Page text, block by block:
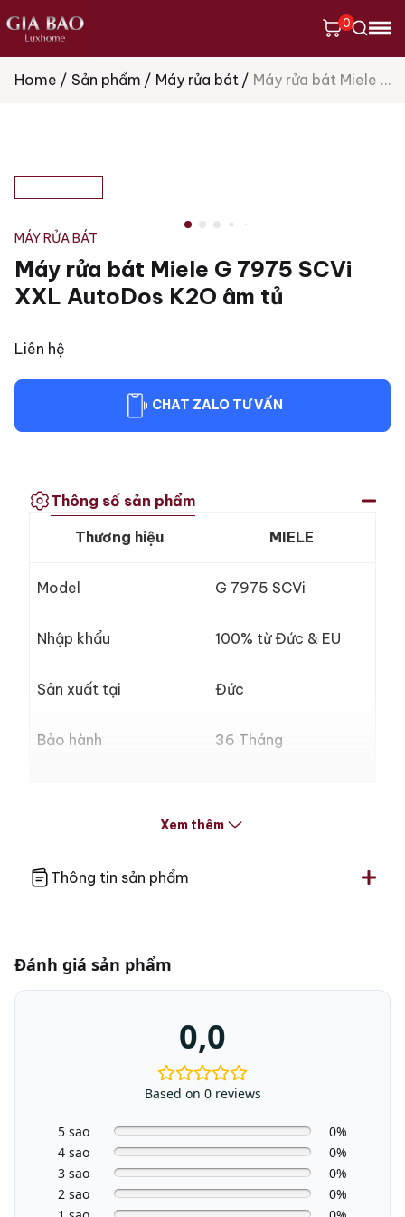
0
Home Sản phẩm Máy rửa bát Máy rửa bát Miele G 7975 SCVi XXL AutoDos K2O âm tủ
MÁY RỬA BÁT
Máy rửa bát Miele G 7975 SCVi
XXL AutoDos K2O âm tủ
Liên hệ
CHAT ZALO TƯ VẤN
Thông số sản phẩm
Thông tin sản phẩm
Thương hiệu MIELE
Model G 7975 SCVi
Nhập khẩu 100% từ Đức & EU
Sản xuất tại Đức
Bảo hành 36 Tháng
Số bộ bát/ chén đĩa
~8,4 lít nước/lần rửa
Eco
Auto
Intensive 75°C
PowerWash
Fine
Xem thêm
Đánh giá sản phẩm
0,0
Based on 0 reviews
5 sao
0%
4 sao
0%
3 sao
0%
2 sao
0%